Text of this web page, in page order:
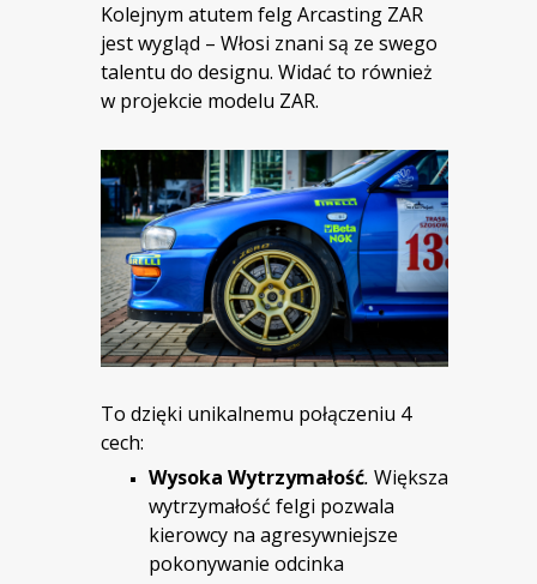
Kolejnym atutem felg Arcasting ZAR
jest wygląd – Włosi znani są ze swego
talentu do designu. Widać to również
w projekcie modelu ZAR.
To dzięki unikalnemu połączeniu 4
cech:
Wysoka Wytrzymałość. Większa
wytrzymałość felgi pozwala
kierowcy na agresywniejsze
pokonywanie odcinka